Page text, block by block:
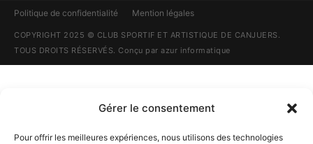
Gérer le consentement
Pour offrir les meilleures expériences, nous utilisons des technologies
COPYRIGHT 2025 © CLUB SPORTIF ET ARTISTIQUE DE CANJUERS.
TOUS DROITS RÉSERVÉS. Conçu par azur informatique
Politique de confidentialité Mention légales